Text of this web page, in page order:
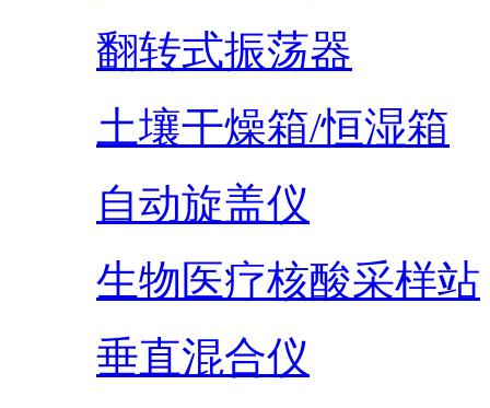
翻转式振荡器
土壤干燥箱/恒湿箱
自动旋盖仪
生物医疗核酸采样站
垂直混合仪